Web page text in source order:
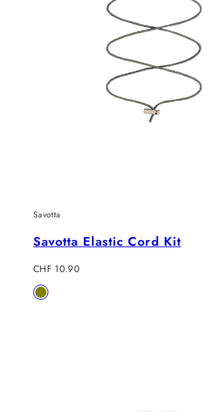
Savotta
Savotta Elastic Cord Kit
Regulärer
Preis
CHF 10.90
Verfügbar
Olive